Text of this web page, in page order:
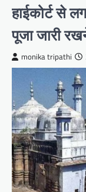
हाईकोर्ट से
पूजा जारी
monika tripathi